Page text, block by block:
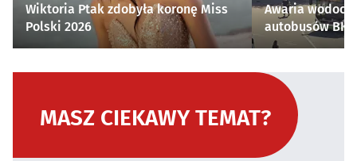
Wiktoria Ptak zdobyła koronę Miss
Polski 2026
Awaria
autobusów
MASZ CIEKAWY TEMAT?